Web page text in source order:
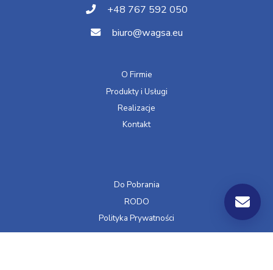
+48 767 592 050
biuro@wagsa.eu
O Firmie
Produkty i Usługi
Realizacje
Kontakt
Do Pobrania
RODO
Polityka Prywatności